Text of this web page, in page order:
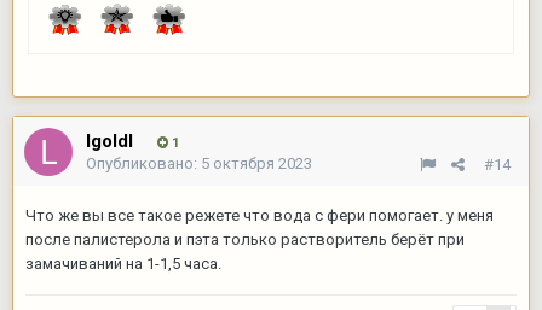
lgoldl 1
#14
Опубликовано: 5 октября 2023
Что же вы все такое режете что вода с фери помогает. у меня
после палистерола и пэта только растворитель берёт при
замачиваний на 1-1,5 часа.